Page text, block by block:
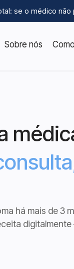
se o médico
Sobre nós
há mais de 3